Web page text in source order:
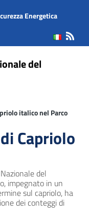
Energetica
del
italico nel Parco
Capriolo
del
impegnato in un
sul capriolo, ha
dei conteggi di